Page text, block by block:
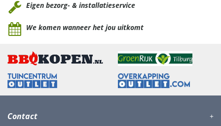
Eigen bezorg- & installatieservice
We komen wanneer het jou uitkomt
Contact